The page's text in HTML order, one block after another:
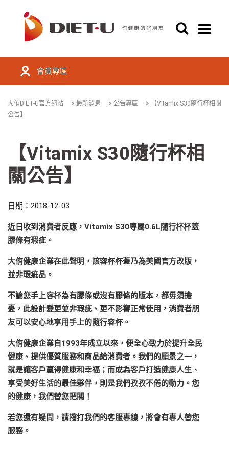
會員專區
大侑DIET-U官方網站 > 最新消息 > 公告專區 >
【Vitamix S30隨行杯相關
公告】
【Vitamix S30隨行杯相
關公告】
日期：2018-12-03
近日收到消費者反應，Vitamix S30專屬0.6L隨行杯杯蓋
膠條有瑕疵。
大侑健康企業在此聲明，該容杯杯蓋乃為美國官方改版，
並非瑕疵品。
不論您手上容杯為有膠條或沒有膠條的版本，都毋須擔
憂，此設計變更並非瑕疵、更不影響正常使用，消費者朋
友可以安心地享用手上的隨行容杯。
大侑健康企業自1993年成立以來，便全心致力於提升全民
健康、提供優質服務和商品給消費者。我們的願景之一，
就是讓客戶贏得健康和幸福；而成為客戶打造健康人生、
享受美好生活的最佳夥伴，則是我們孜孜不倦的動力。您
的健康，我們替您把關！
若您還有疑問，請撥打我們的客服專線，將會有專人替您
服務。